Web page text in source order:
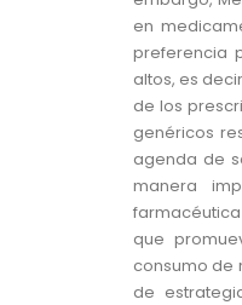
en
preferencia
altos, es
de los
genéricos
agenda de
manera
que
consumo de
de